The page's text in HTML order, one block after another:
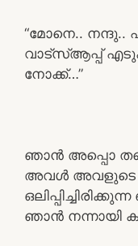
“മോനെ.. നന്ദു..
വാട്സ്ആപ്പ്
നോക്ക്…”
ഞാൻ അപ്പൊ
അവൾ അവളുടെ
ഞാൻ നന്നായി